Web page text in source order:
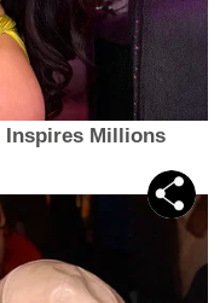
Inspires Millions